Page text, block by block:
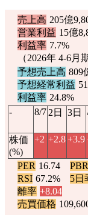
売上高 205億
営業利益 15億
利益率 7.7%
（2026年 4-6月
予想売上高 809
予想経常利益
利益率 24.8%
-
8/7 2日 3日
株価
(%)
+2 +2.8+3.9
PER 16.74 PBR
RSI 67.2% 5日
離率 +8.04
売買価格